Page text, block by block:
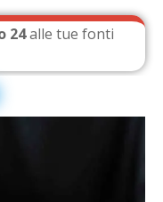
24alle tue fonti